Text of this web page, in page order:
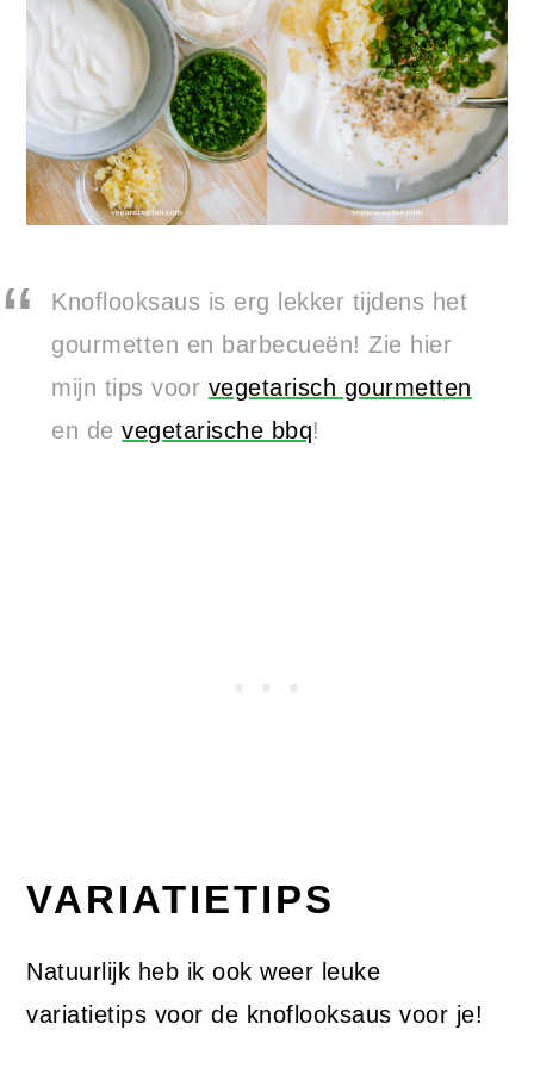
Knoflooksaus is erg lekker tijdens het
gourmetten en barbecueën! Zie hier
mijn tips voor vegetarisch gourmetten
en devegetarische bbq!
VARIATIETIPS
Natuurlijk heb ik ook weer leuke
variatietips voor de knoflooksaus voor je!